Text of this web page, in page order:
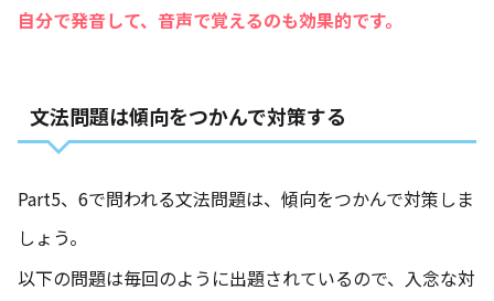
自分で発音して、音声で覚えるのも効果的です。
文法問題は傾向をつかんで対策する
Part5、6で問われる文法問題は、傾向をつかんで対策しま
しょう。
以下の問題は毎回のように出題されているので、入念な対